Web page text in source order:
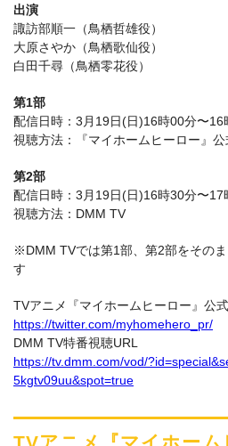
出演
諏訪部順一（鳥栖哲雄役）
大原さやか（鳥栖歌仙役）
白田千尋（鳥栖零花役）
第1部
配信日時：3月19日(日)16時00分〜16
視聴方法：『マイホームヒーロー』
第2部
配信日時：3月19日(日)16時30分〜17
視聴方法：DMM TV
※DMM TVでは第1部、第2部をその
す
TVアニメ『マイホームヒーロー』公
https://twitter.com/myhomehero_pr/
DMM TV特番視聴URL
https://tv.dmm.com/vod/
5kgtv09uu&spot=true